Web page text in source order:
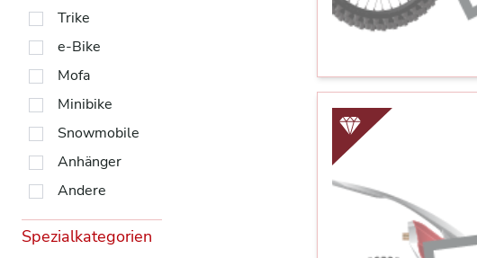
Trike
e-Bike
Mofa
Minibike
Snowmobile
Anhänger
Andere
Spezialkategorien